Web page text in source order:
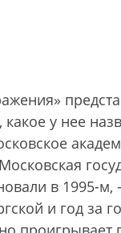
у нее
в 1995-
и год за